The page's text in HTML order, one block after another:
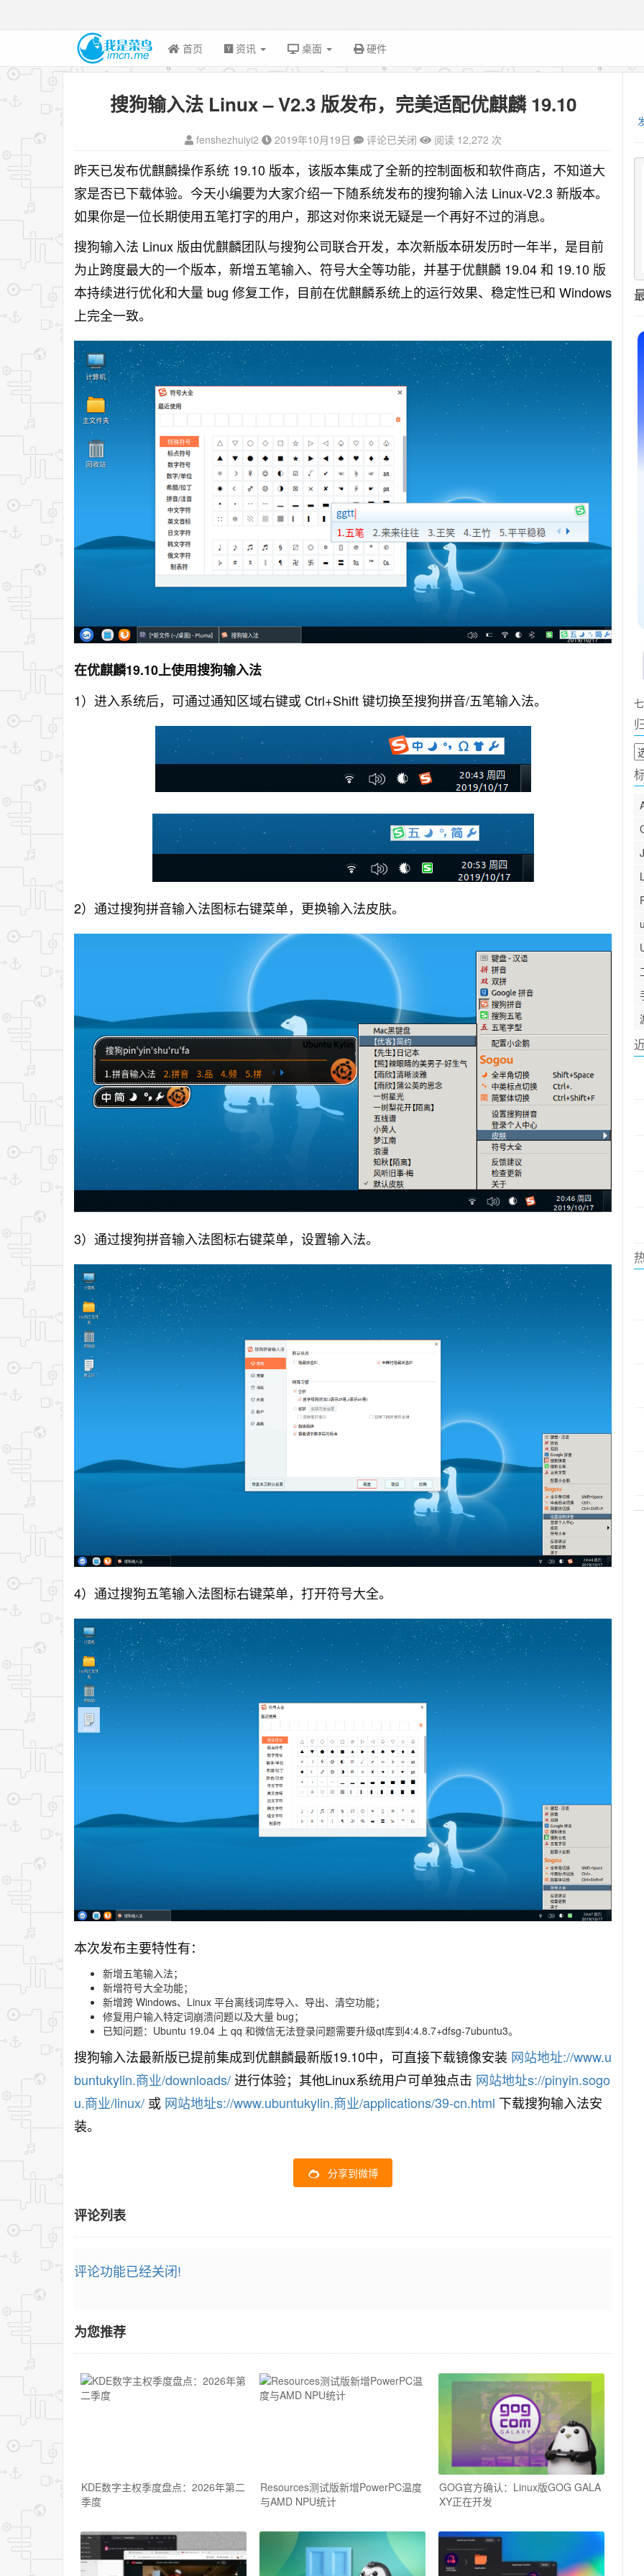
首页 资讯 桌面 硬件
搜狗输入法 Linux – V2.3 版发布，完美适配优麒麟 19.10
fenshezhuiyi2 2019年10月19日 评论已关闭 阅读 12,272 次
昨天已发布优麒麟操作系统 19.10 版本，该版本集成了全新的控制面板和软件商店，不知道大
家是否已下载体验。今天小编要为大家介绍一下随系统发布的搜狗输入法 Linux-V2.3 新版本。
如果你是一位长期使用五笔打字的用户，那这对你来说无疑是一个再好不过的消息。
搜狗输入法 Linux 版由优麒麟团队与搜狗公司联合开发，本次新版本研发历时一年半，是目前
为止跨度最大的一个版本，新增五笔输入、符号大全等功能，并基于优麒麟 19.04 和 19.10 版
本持续进行优化和大量 bug 修复工作，目前在优麒麟系统上的运行效果、稳定性已和 Windows
上完全一致。
在优麒麟19.10上使用搜狗输入法
1）进入系统后，可通过通知区域右键或 Ctrl+Shift 键切换至搜狗拼音/五笔输入法。
2）通过搜狗拼音输入法图标右键菜单，更换输入法皮肤。
3）通过搜狗拼音输入法图标右键菜单，设置输入法。
4）通过搜狗五笔输入法图标右键菜单，打开符号大全。
本次发布主要特性有：
新增五笔输入法；
新增符号大全功能；
新增跨 Windows、Linux 平台离线词库导入、导出、清空功能；
修复用户输入特定词崩溃问题以及大量 bug；
已知问题：Ubuntu 19.04 上 qq 和微信无法登录问题需要升级qt库到4:4.8.7+dfsg-7ubuntu3。
搜狗输入法最新版已提前集成到优麒麟最新版19.10中，可直接下载镜像安装 网站地址://www.u
buntukylin.商业/downloads/进行体验；其他Linux系统用户可单独点击 网站地址s://pinyin.sogo
u.商业/linux/ 或 网站地址s://www.ubuntukylin.商业/applications/39-cn.html 下载搜狗输入法安
装。
分享到微博
评论列表
评论功能已经关闭!
为您推荐
KDE数字主权季度盘点：2026年第二
季度
Resources测试版新增PowerPC温度
与AMD NPU统计
GOG官方确认：Linux版GOG GALA
XY正在开发
归
档